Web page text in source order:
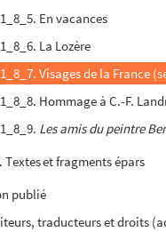
En vacances
La Lozère
Visages de la France
Hommage à C.-F.
Les amis du peintre
Textes et fragments épars
publié
traducteurs et droits